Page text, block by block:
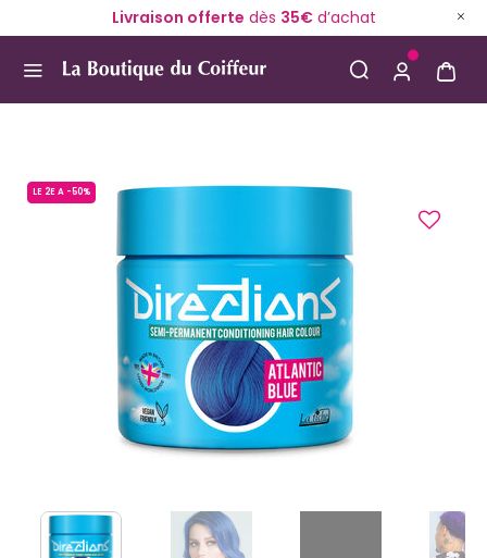
Livraison offerte dès 35€d’achat
LE 2E A -50%